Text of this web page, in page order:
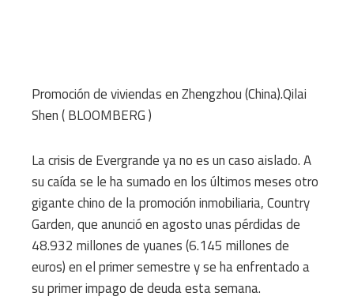
Promoción de viviendas en Zhengzhou (China).Qilai
Shen ( BLOOMBERG )
La crisis de Evergrande ya no es un caso aislado. A
su caída se le ha sumado en los últimos meses otro
gigante chino de la promoción inmobiliaria, Country
Garden, que anunció en agosto unas pérdidas de
48.932 millones de yuanes (6.145 millones de
euros) en el primer semestre y se ha enfrentado a
su primer impago de deuda esta semana.